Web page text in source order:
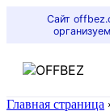
Сайт
Главная страница